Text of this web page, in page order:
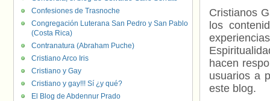
Cristianos
los
hacen
usuarios a
este blog.
Confesiones de Trasnoche
Congregación Luterana San Pedro y San Pablo
(Costa Rica)
Contranatura (Abraham Puche)
Cristiano Arco Iris
Cristiano y Gay
Cristiano y gay!!! Sí ¿y qué?
El Blog de Abdennur Prado